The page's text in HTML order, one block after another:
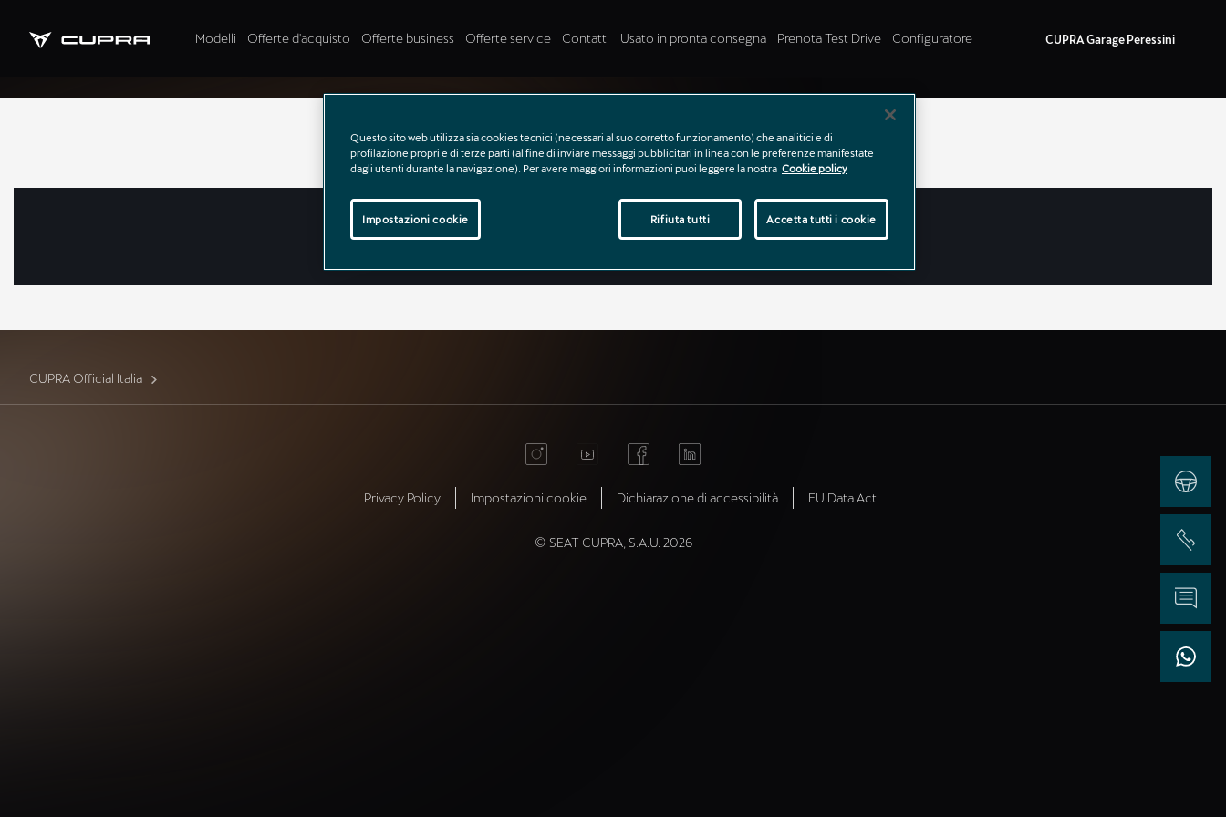
Modelli Offerte d'acquisto Offerte business Offerte service Contatti Usato in pronta consegna Prenota Test Drive Configuratore CUPRA Garage Peressini
PRENOTA IL TUO TEST DRIVE
CUPRA Official Italia
Privacy Policy Impostazioni cookie Dichiarazione di accessibilità EU Data Act
© SEAT CUPRA, S.A.U. 2026
Test Drive
Chiama
Informazioni
WhatsApp
Questo sito web utilizza sia cookies tecnici (necessari al suo corretto funzionamento) che analitici e di
profilazione propri e di terze parti (al fine di inviare messaggi pubblicitari in linea con le preferenze manifestate
dagli utenti durante la navigazione). Per avere maggiori informazioni puoi leggere la nostra Cookie policy
Rifiuta tutti Accetta tutti i cookie
Impostazioni cookie